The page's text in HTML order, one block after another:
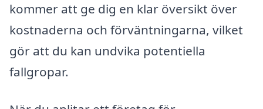
kommer att ge dig en klar översikt över
kostnaderna och förväntningarna, vilket
gör att du kan undvika potentiella
fallgropar.